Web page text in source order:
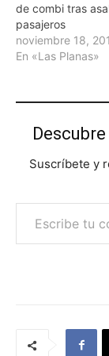
de combi tras
pasajeros
noviembre 18,
En «Las Planas»
Suscríbete y
Escribe tu correo electrónico…